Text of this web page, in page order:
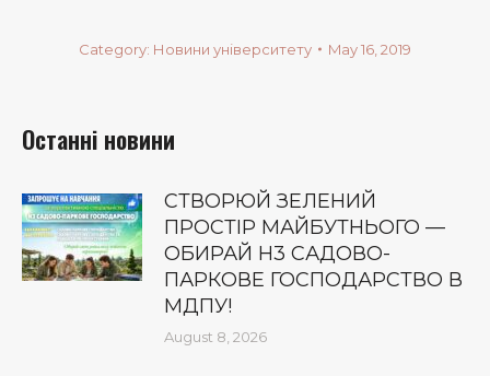
Category: Новини університету May 16, 2019
Останні новини
СТВОРЮЙ ЗЕЛЕНИЙ
ПРОСТІР МАЙБУТНЬОГО —
ОБИРАЙ Н3 САДОВО-
ПАРКОВЕ ГОСПОДАРСТВО В
МДПУ!
August 8, 2026